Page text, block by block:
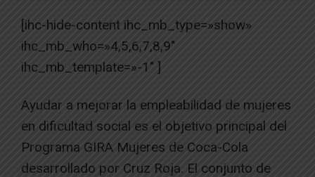
[ihc-hide-content ihc_mb_type=»show»
ihc_mb_who=»4,5,6,7,8,9″
ihc_mb_template=»-1″ ]
Ayudar a mejorar la empleabilidad de mujeres
en dificultad social es el objetivo principal del
Programa GIRA Mujeres de Coca-Cola
desarrollado por Cruz Roja. El conjunto de